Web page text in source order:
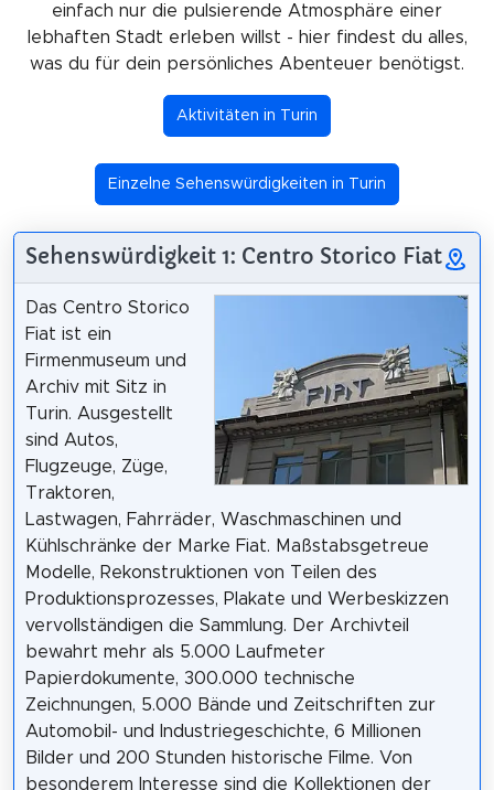
einfach nur die pulsierende Atmosphäre einer
lebhaften Stadt erleben willst - hier findest du alles,
was du für dein persönliches Abenteuer benötigst.
Aktivitäten in Turin
Einzelne Sehenswürdigkeiten in Turin
Sehenswürdigkeit 1: Centro Storico Fiat
Das Centro Storico
Fiat ist ein
Firmenmuseum und
Archiv mit Sitz in
Turin. Ausgestellt
sind Autos,
Flugzeuge, Züge,
Traktoren,
Lastwagen, Fahrräder, Waschmaschinen und
Kühlschränke der Marke Fiat. Maßstabsgetreue
Modelle, Rekonstruktionen von Teilen des
Produktionsprozesses, Plakate und Werbeskizzen
vervollständigen die Sammlung. Der Archivteil
bewahrt mehr als 5.000 Laufmeter
Papierdokumente, 300.000 technische
Zeichnungen, 5.000 Bände und Zeitschriften zur
Automobil- und Industriegeschichte, 6 Millionen
Bilder und 200 Stunden historische Filme. Von
besonderem Interesse sind die Kollektionen der